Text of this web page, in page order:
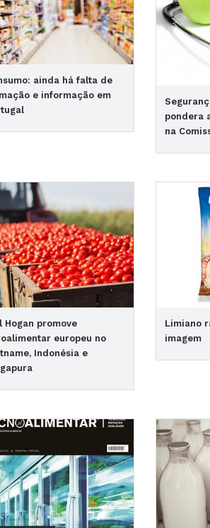
ainda há falta de
e informação em
pondera
na
Hogan promove
europeu no
Indonésia e
Limiano
imagem